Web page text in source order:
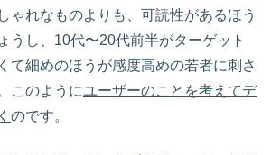
ゃれなものよりも、可読性があるほう
うし、10代〜20代前半がターゲット
て細めのほうが感度高めの若者に刺さ
このようにユーザーのことを考えてデ
のです。